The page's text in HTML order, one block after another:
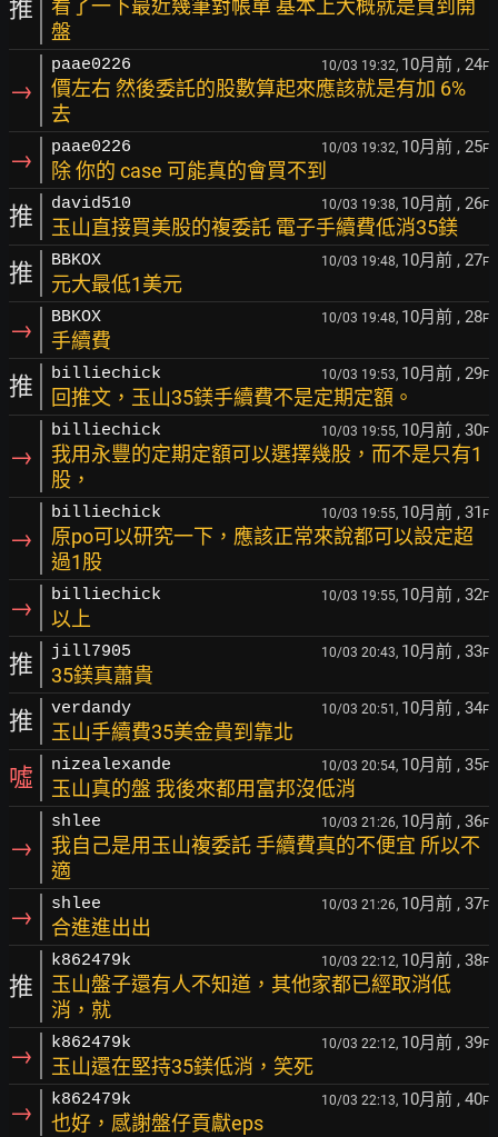
推
看了一下最近幾筆對帳單 基本上大概就是買到開
盤
→
paae0226 10/03 19:32, 10月前 , 24F
價左右 然後委託的股數算起來應該就是有加 6%
去
→ paae0226 10/03 19:32, 10月前 , 25F
除 你的 case 可能真的會買不到
推 david510 10/03 19:38, 10月前 , 26F
玉山直接買美股的複委託 電子手續費低消35鎂
推 BBKOX 10/03 19:48, 10月前 , 27F
元大最低1美元
→ BBKOX 10/03 19:48, 10月前 , 28F
手續費
推 billiechick 10/03 19:53, 10月前 , 29F
回推文，玉山35鎂手續費不是定期定額。
→
billiechick 10/03 19:55, 10月前 , 30F
我用永豐的定期定額可以選擇幾股，而不是只有1
股，
→
billiechick 10/03 19:55, 10月前 , 31 F
原po可以研究一下，應該正常來說都可以設定超
過1股
→ billiechick 10/03 19:55, 10月前 , 32F
以上
推 jill7905 10/03 20:43, 10月前 , 33F
35鎂真蕭貴
推 verdandy 10/03 20:51, 10月前 , 34F
玉山手續費35美金貴到靠北
噓 nizealexande 10/03 20:54, 10月前 , 35F
玉山真的盤 我後來都用富邦沒低消
→
shlee 10/03 21:26, 10月前 , 36F
我自己是用玉山複委託 手續費真的不便宜 所以不
適
→ shlee 10/03 21:26, 10月前 , 37F
合進進出出
推
k862479k 10/03 22:12, 10月前 , 38F
玉山盤子還有人不知道，其他家都已經取消低
消，就
→ k862479k 10/03 22:12, 10月前 , 39F
玉山還在堅持35鎂低消，笑死
→ k862479k 10/03 22:13, 10月前 , 40F
也好，感謝盤仔貢獻eps